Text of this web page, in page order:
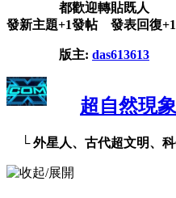
都歡迎轉貼既人
發新主題+1發帖 發表回復
版主: das613613
超自然現象
└ 外星人、古代超文明、